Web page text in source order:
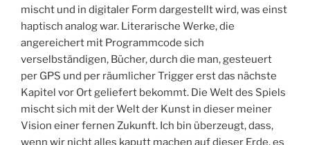
mischt und in digitaler Form dargestellt wird, was einst
haptisch analog war. Literarische Werke, die
angereichert mit Programmcode sich
verselbständigen, Bücher, durch die man, gesteuert
per GPS und per räumlicher Trigger erst das nächste
Kapitel vor Ort geliefert bekommt. Die Welt des Spiels
mischt sich mit der Welt der Kunst in dieser meiner
Vision einer fernen Zukunft. Ich bin überzeugt, dass,
wenn wir nicht alles kaputt machen auf dieser Erde, es